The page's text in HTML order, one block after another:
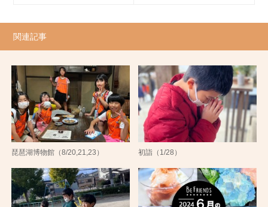
関連記事
琵琶湖博物館（8/20,21,23） 初詣（1/28）